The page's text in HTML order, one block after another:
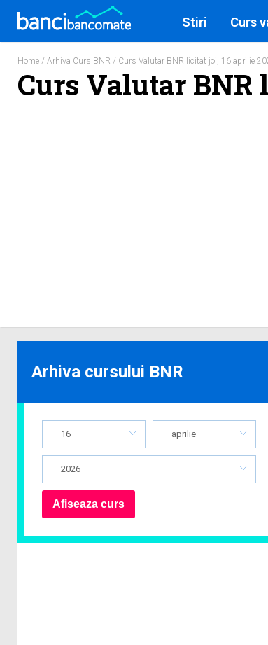
Stiri Curs
Home / Arhiva Curs BNR / Curs Valutar BNR licitat joi, 16 aprilie
Curs Valutar BNR
Arhiva cursului BNR
16 aprilie
2026